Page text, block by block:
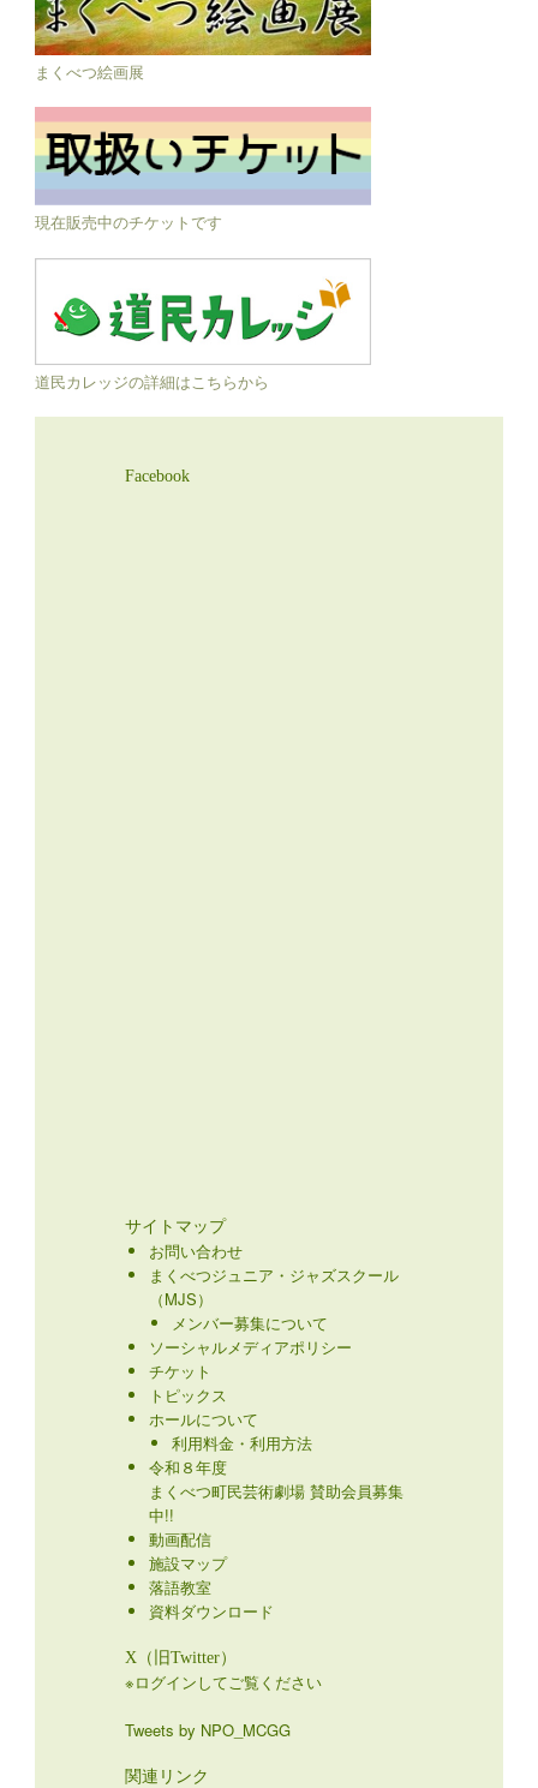
まくべつ絵画展
現在販売中のチケットです
道民カレッジの詳細はこちらから
Facebook
サイトマップ
お問い合わせ
まくべつジュニア・ジャズスクール
（MJS）
メンバー募集について
ソーシャルメディアポリシー
チケット
トピックス
ホールについて
利用料金・利用方法
令和８年度
まくべつ町民芸術劇場 賛助会員募集
中!!
動画配信
施設マップ
落語教室
資料ダウンロード
X（旧Twitter）
※ログインしてご覧ください
Tweets by NPO_MCGG
関連リンク